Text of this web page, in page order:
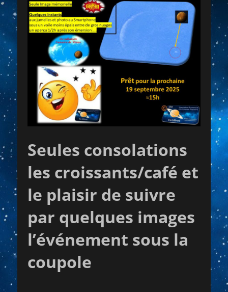
Seules consolations
les croissants/café et
le plaisir de suivre
par quelques images
l’événement sous la
coupole